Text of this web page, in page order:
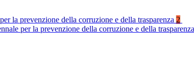
la prevenzione della corruzione e della trasparenza 2
per la prevenzione della corruzione e della